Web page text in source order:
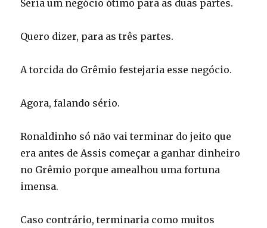
Seria um negócio ótimo para as duas partes.
Quero dizer, para as três partes.
A torcida do Grêmio festejaria esse negócio.
Agora, falando sério.
Ronaldinho só não vai terminar do jeito que
era antes de Assis começar a ganhar dinheiro
no Grêmio porque amealhou uma fortuna
imensa.
Caso contrário, terminaria como muitos